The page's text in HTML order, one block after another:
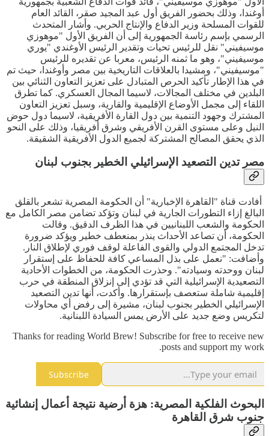
أوغندا، وذلك بحضور الفريق أول عبد المجيد صقر، القائد العام
للقوات المسلحة وزير الدفاع والإنتاج الحربي. وأشار المتحدث
الرسمي بإسم رئاسة الجمهورية إلى أن الفريق الأول "موهوزي
موسيفيني" نقل للرئيس تحيات وتقدير الرئيس الأوغندي "يوري
موسيفيني"، وهو ما ثمنه الرئيس، معربا عن تقديره للرئيس
"موسيفيني"، ومشيدا بالعلاقات التاريخية بين مصر وأوغندا، حيث تم
في هذا الإطار تأكيد الحرص المتبادل على تعزيز التعاون الثنائي بين
البلدين في مختلف المجالات، لاسيما المجال العسكري. كما تطرق
اللقاء إلى مجمل الأوضاع الإقليمية والقارية، وسبل تعزيز التعاون
المشترك وجهود التنمية بين دول القارة الأفريقية، لاسيما دول حوض
النيل وعلى مستوى القرن الأفريقي وشرق أفريقيا، وذلك على النحو
الذي يحقق المصالح المشتركة لجميع الدول الأفريقية الشقيقة.
مصر تدين التصعيد الإسرائيلي الخطير بجنوب لبنان
أفادت قناة "القاهرة الإخبارية" أن الحكومة المصرية تشعر بالقلق
البالغ إزاء التطورات الجارية في لبنان وتؤكد تضامن مصر الكامل مع
الحكومة والشعب اللبنانيين في هذا الظرف الدقيق. وقالت
الحكومة، أن تصاعد الأحداث ينذر بمنعطف خطير ويؤكد ضرورة
تدخل المجتمع الدولي والقوى الفاعلة لوقف فوري لإطلاق النار.
وأضافت: "نعمل على بذل المساعي كافة للحفاظ على إستقرار
لبنان ووحدته وسيادته". وحذرت الحكومة، من الخطوات الأحادية
التصعيدية الإسرائيلية التي قد تؤدي إلى إنزلاق المنطقة في حرب
إقليمية شاملة ستعصف بإستقرارها. وأكدت، أنها تدين التصعيد
الإسرائيلي الخطير بجنوب لبنان، مشيرة إلى رفض أي محاولات
لتكريس وضع جديد على الأرض يمس السيادة اللبنانية.
Thanks for reading World Brew! Subscribe for free to receive new
posts and support my work.
Subscribe
البحوث الفلكية المصرية: هزة أرضية نتيجة أعمال إنشائية
جنوب شرق القاهرة